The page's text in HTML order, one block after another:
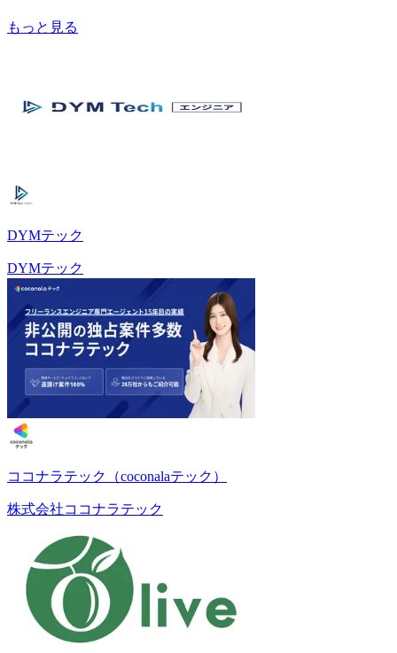
もっと見る
DYMテック
DYMテック
ココナラテック（coconalaテック）
株式会社ココナラテック